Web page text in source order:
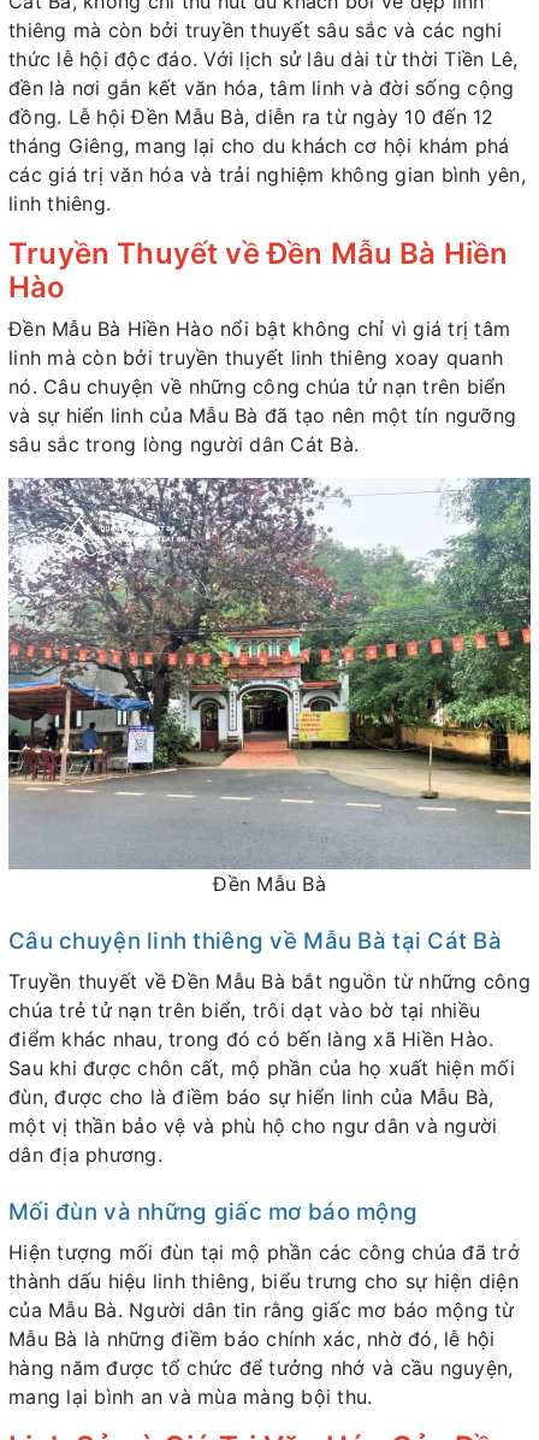
thiêng mà còn bởi truyền thuyết sâu sắc và các nghi
thức lễ hội độc đáo. Với lịch sử lâu dài từ thời Tiền Lê,
đền là nơi gắn kết văn hóa, tâm linh và đời sống cộng
đồng. Lễ hội Đền Mẫu Bà, diễn ra từ ngày 10 đến 12
tháng Giêng, mang lại cho du khách cơ hội khám phá
các giá trị văn hóa và trải nghiệm không gian bình yên,
linh thiêng.
Truyền Thuyết về Đền Mẫu Bà Hiền
Hào
Đền Mẫu Bà Hiền Hào nổi bật không chỉ vì giá trị tâm
linh mà còn bởi truyền thuyết linh thiêng xoay quanh
nó. Câu chuyện về những công chúa tử nạn trên biển
và sự hiển linh của Mẫu Bà đã tạo nên một tín ngưỡng
sâu sắc trong lòng người dân Cát Bà.
Đền Mẫu Bà
Câu chuyện linh thiêng về Mẫu Bà tại Cát Bà
Truyền thuyết về Đền Mẫu Bà bắt nguồn từ những công
chúa trẻ tử nạn trên biển, trôi dạt vào bờ tại nhiều
điểm khác nhau, trong đó có bến làng xã Hiền Hào.
Sau khi được chôn cất, mộ phần của họ xuất hiện mối
đùn, được cho là điềm báo sự hiển linh của Mẫu Bà,
một vị thần bảo vệ và phù hộ cho ngư dân và người
dân địa phương.
Mối đùn và những giấc mơ báo mộng
Hiện tượng mối đùn tại mộ phần các công chúa đã trở
thành dấu hiệu linh thiêng, biểu trưng cho sự hiện diện
của Mẫu Bà. Người dân tin rằng giấc mơ báo mộng từ
Mẫu Bà là những điềm báo chính xác, nhờ đó, lễ hội
hàng năm được tổ chức để tưởng nhớ và cầu nguyện,
mang lại bình an và mùa màng bội thu.